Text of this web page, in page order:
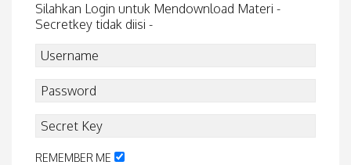
Silahkan Login untuk Mendownload Materi -
Secretkey tidak diisi -
REMEMBER ME